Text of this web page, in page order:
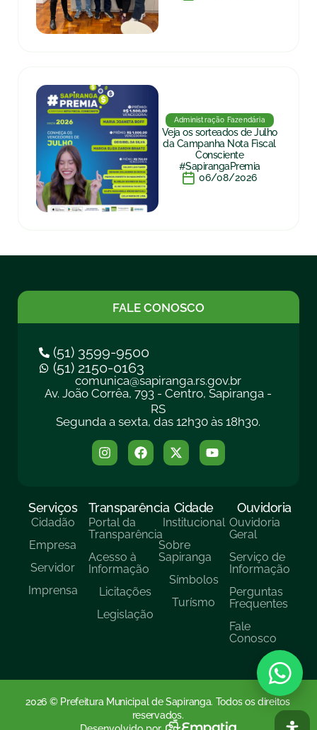
Administração Fazendária
Veja os sorteados de Julho
da Campanha Nota Fiscal
Consciente
#SapirangaPremia
06/08/2026
FALE CONOSCO
(51) 3599-9500
(51) 2150-0163
comunica@sapiranga.rs.gov.br
Av. João Corrêa, 793 - Centro, Sapiranga -
RS
Segunda a sexta, das 12h30 às 18h30.
Serviços
Cidadão
Empresa
Servidor
Imprensa
Transparência
Portal da
Transparência
Acesso à
Informação
Licitações
Legislação
Cidade
Institucional
Sobre
Sapiranga
Símbolos
Turísmo
Ouvidoria
Ouvidoria
Geral
Serviço de
Informação
Perguntas
Frequentes
Fale
Conosco
2026 © Prefeitura Municipal de Sapiranga. Todos os direitos
reservados.